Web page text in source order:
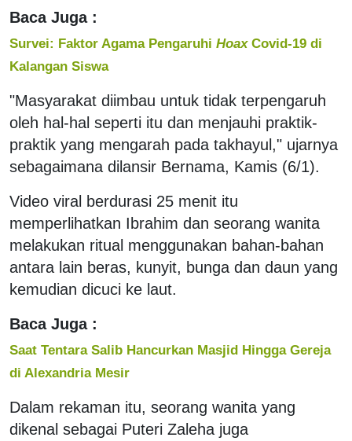
Baca Juga :
Survei: Faktor Agama Pengaruhi Hoax Covid-19 di
Kalangan Siswa
"Masyarakat diimbau untuk tidak terpengaruh
oleh hal-hal seperti itu dan menjauhi praktik-
praktik yang mengarah pada takhayul," ujarnya
sebagaimana dilansir Bernama, Kamis (6/1).
Video viral berdurasi 25 menit itu
memperlihatkan Ibrahim dan seorang wanita
melakukan ritual menggunakan bahan-bahan
antara lain beras, kunyit, bunga dan daun yang
kemudian dicuci ke laut.
Baca Juga :
Saat Tentara Salib Hancurkan Masjid Hingga Gereja
di Alexandria Mesir
Dalam rekaman itu, seorang wanita yang
dikenal sebagai Puteri Zaleha juga